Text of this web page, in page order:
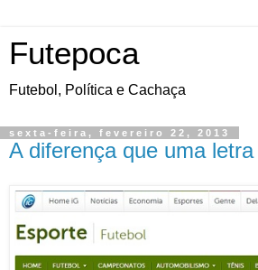
Futepoca
Futebol, Política e Cachaça
sexta-feira, fevereiro 22, 2013
A diferença que uma